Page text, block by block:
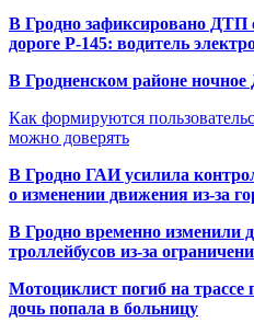
В Гродно зафиксировано ДТП
дороге Р-145: водитель
В Гродненском районе
Как формируются
можно доверять
В Гродно ГАИ усилила
о изменении движения из-за
В Гродно временно изменили
троллейбусов из-за
Мотоциклист погиб на трассе
дочь попала в больницу